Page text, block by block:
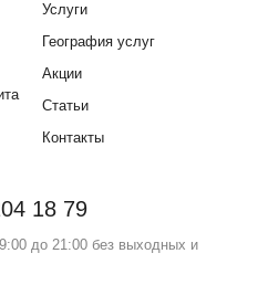
18 79
до 21:00 без выходных и
Услуги
География услуг
Акции
Статьи
Контакты